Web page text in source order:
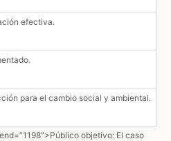
efectiva.
para el cambio social y ambiental.
objetivo: El caso